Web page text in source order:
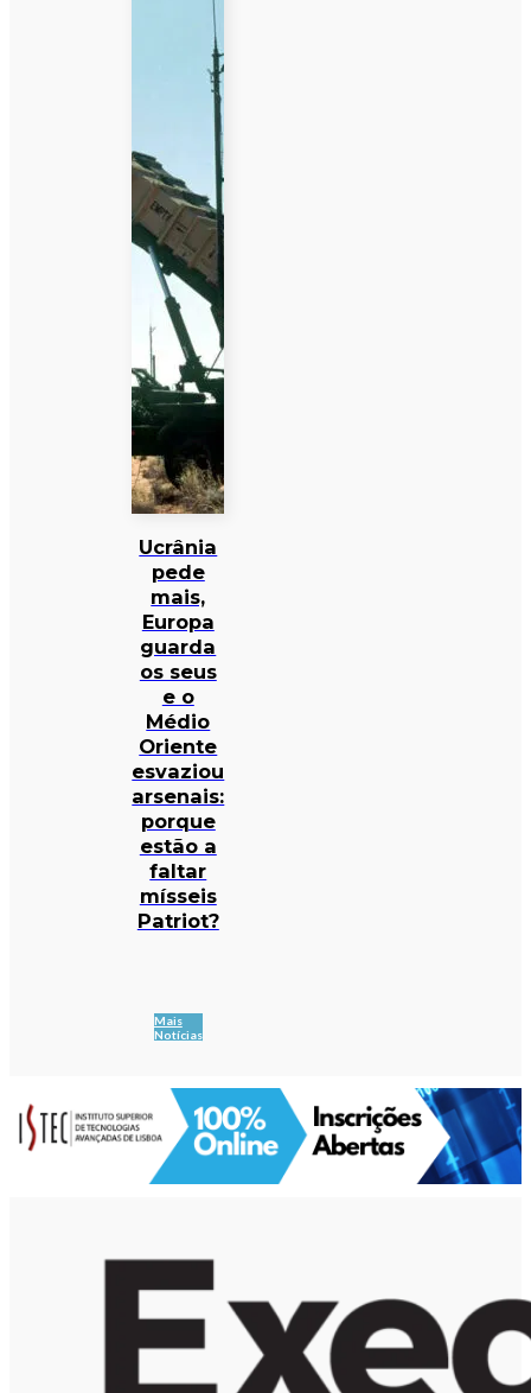
Ucrânia
pede
mais,
Europa
guarda
os seus
e o
Médio
Oriente
esvaziou
arsenais:
porque
estão a
faltar
mísseis
Patriot?
Mais
Notícias